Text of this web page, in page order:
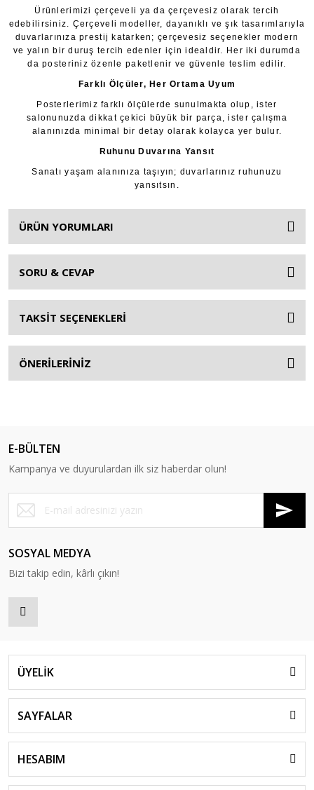
Ürünlerimizi çerçeveli ya da çerçevesiz olarak tercih
edebilirsiniz. Çerçeveli modeller, dayanıklı ve şık tasarımlarıyla
duvarlarınıza prestij katarken; çerçevesiz seçenekler modern
ve yalın bir duruş tercih edenler için idealdir. Her iki durumda
da posteriniz özenle paketlenir ve güvenle teslim edilir.
Farklı Ölçüler, Her Ortama Uyum
Posterlerimiz farklı ölçülerde sunulmakta olup, ister
salonunuzda dikkat çekici büyük bir parça, ister çalışma
alanınızda minimal bir detay olarak kolayca yer bulur.
Ruhunu Duvarına Yansıt
Sanatı yaşam alanınıza taşıyın; duvarlarınız ruhunuzu
yansıtsın.
ÜRÜN YORUMLARI
SORU & CEVAP
TAKSİT SEÇENEKLERİ
ÖNERİLERİNİZ
E-BÜLTEN
Kampanya ve duyurulardan ilk siz haberdar olun!
SOSYAL MEDYA
Bizi takip edin, kârlı çıkın!
ÜYELİK
SAYFALAR
HESABIM